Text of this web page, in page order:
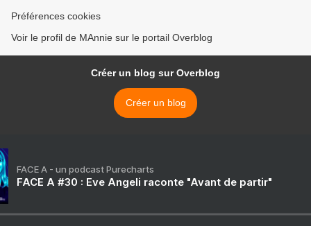
Préférences cookies
Voir le profil de MAnnie sur le portail Overblog
Créer un blog sur Overblog
Créer un blog
FACE A - un podcast Purecharts
FACE A #30 : Eve Angeli raconte "Avant de partir"